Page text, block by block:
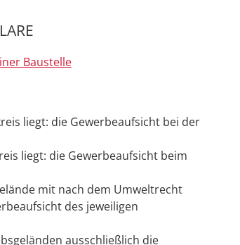
Baustelle
liegt: die Gewerbeaufsicht bei der
liegt: die Gewerbeaufsicht beim
mit nach dem Umweltrecht
des jeweiligen
ausschließlich die